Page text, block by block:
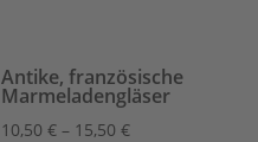
Antike, französische
Marmeladengläser
10,50€ – 15,50€